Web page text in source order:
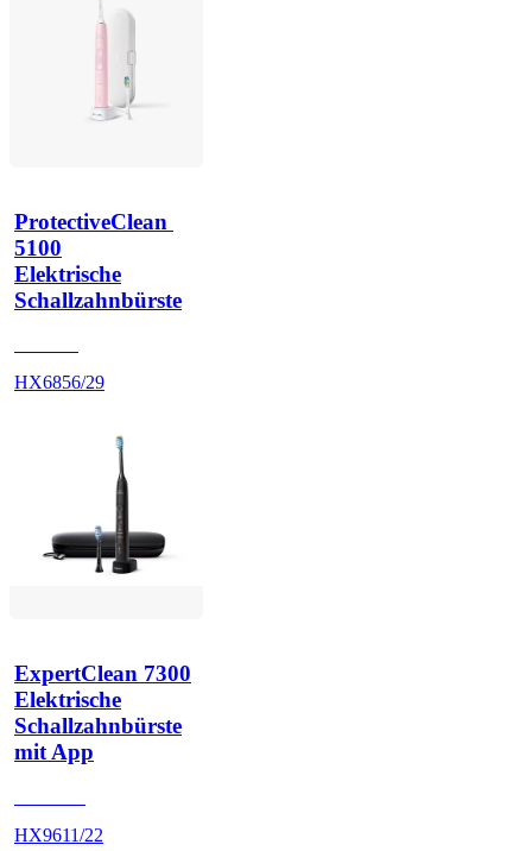
ProtectiveClean
5100
Elektrische
Schallzahnbürste
HX6856/29
ExpertClean 7300
Elektrische
Schallzahnbürste
mit App
HX9611/22